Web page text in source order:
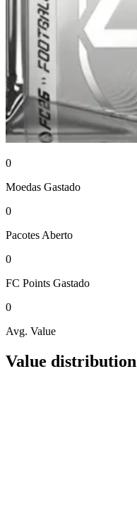
0
Moedas Gastado
0
Pacotes Aberto
0
FC Points Gastado
0
Avg. Value
Value distribution